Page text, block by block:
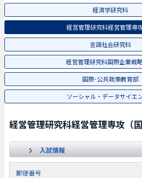
経済学研究科
経営管理研究科経営管理専
言語社会研究科
経営管理研究科国際企業戦
国際･公共政策教育部
ソーシャル・データサイエ
経営管理研究科経営管理専攻（
入試情報
郵便番号